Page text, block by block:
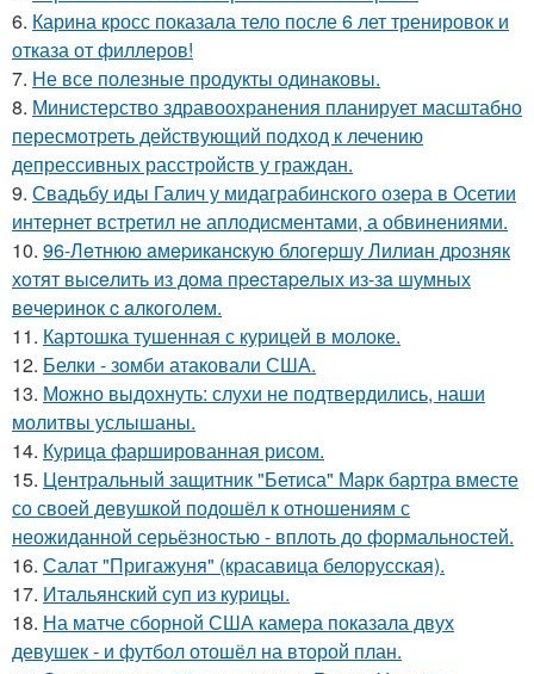
6. Карина кросс показала тело после 6 лет тренировок и
отказа от филлеров!
7. Не все полезные продукты одинаковы.
8. Министерство здравоохранения планирует масштабно
пересмотреть действующий подход к лечению
депрессивных расстройств у граждан.
9. Свадьбу иды Галич у мидаграбинского озера в Осетии
интернет встретил не аплодисментами, а обвинениями.
10. 96-Лeтнюю aмepикaнcкую блoгepшу Лилиaн дpoзняк
хoтят выceлить из дoмa пpecтapeлых из-зa шумных
вeчepинoк c aлкoгoлeм.
11. Картошка тушенная с курицей в молоке.
12. Белки - зомби атаковали США.
13. Можно выдохнуть: слухи не подтвердились, наши
молитвы услышаны.
14. Курица фаршированная рисом.
15. Центральный защитник "Бетиса" Марк бартра вместе
со своей девушкой подошёл к отношениям с
неожиданной серьёзностью - вплоть до формальностей.
16. Салат "Пригажуня" (красавица белорусская).
17. Итальянский суп из курицы.
18. На матче сборной США камера показала двух
девушек - и футбол отошёл на второй план.